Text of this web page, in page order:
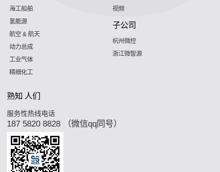
海工船舶
氢能源
航空 & 航天
动力总成
工业气体
精细化工
视频
子公司
杭州微控
浙江微智源
熟知 人们
服务性热线电话
187 5820 8828 （微信qq同号）